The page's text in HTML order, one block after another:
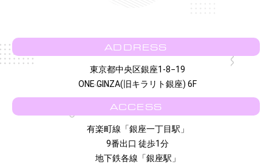
ADDRESS
東京都中央区銀座1-8−19
ONE GINZA(旧キラリト銀座) 6F
ACCESS
有楽町線「銀座一丁目駅」
9番出口 徒歩1分
地下鉄各線「銀座駅」